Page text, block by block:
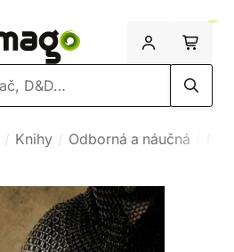
Knihy Odborná a náučná